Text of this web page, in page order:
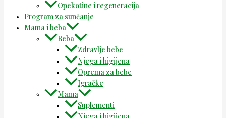
Opekotine i regeneracija
Program za sunčanje
Mama i beba
Beba
Zdravlje bebe
Njega i higijena
Oprema za bebe
Igračke
Mama
Suplementi